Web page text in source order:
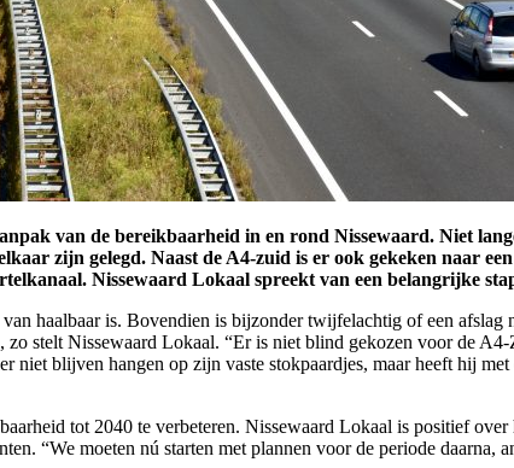
van de bereikbaarheid in en rond Nissewaard. Niet
zijn gelegd. Naast de A4-zuid is er ook gekeken naar
Nissewaard Lokaal spreekt van een belangrijke
haalbaar is. Bovendien is bijzonder twijfelachtig of een
stelt Nissewaard Lokaal. “Er is niet blind gekozen voor de
niet blijven hangen op zijn vaste stokpaardjes, maar heeft hij
tot 2040 te verbeteren. Nissewaard Lokaal is positief
“We moeten nú starten met plannen voor de periode daarna,